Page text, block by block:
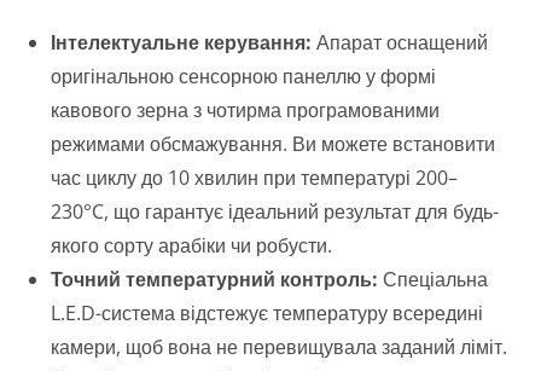
Інтелектуальне керування: Апарат оснащений
оригінальною сенсорною панеллю у формі
кавового зерна з чотирма програмованими
режимами обсмажування. Ви можете встановити
час циклу до 10 хвилин при температурі 200–
230°C, що гарантує ідеальний результат для будь-
якого сорту арабіки чи робусти.
Точний температурний контроль: Спеціальна
L.E.D-система відстежує температуру всередині
камери, щоб вона не перевищувала заданий ліміт.